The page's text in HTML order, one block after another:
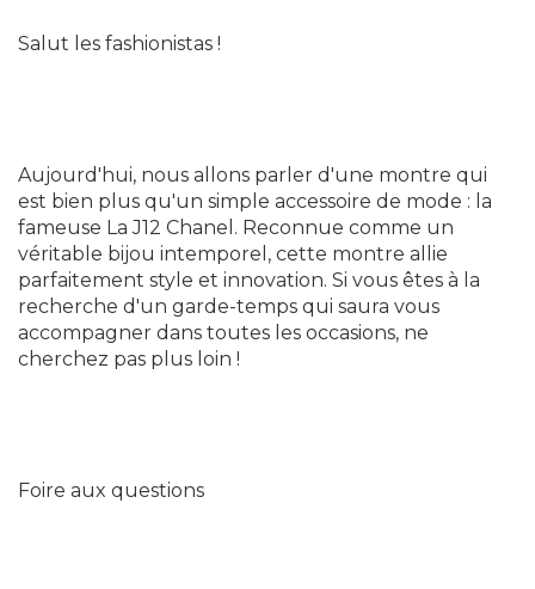
Salut les fashionistas !
Aujourd'hui, nous allons parler d'une montre qui
est bien plus qu'un simple accessoire de mode : la
fameuse La J12 Chanel. Reconnue comme un
véritable bijou intemporel, cette montre allie
parfaitement style et innovation. Si vous êtes à la
recherche d'un garde-temps qui saura vous
accompagner dans toutes les occasions, ne
cherchez pas plus loin !
Foire aux questions